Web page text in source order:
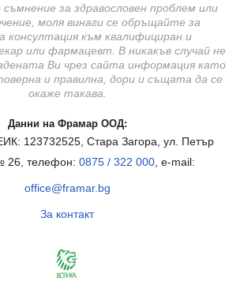
съмнение за здравословен проблем или
моля винаги се обръщайте за
консултация към квалифициран и
или фармацевт. В никакъв случай не
Ви чрез сайта информация като
и правилна, дори и същата да се
окаже такава.
Данни на Фрамар ООД:
123732525, Стара Загора, ул. Петър
26, телефон: 0875 / 322 000, e-mail:
office@framar.bg
За контакт